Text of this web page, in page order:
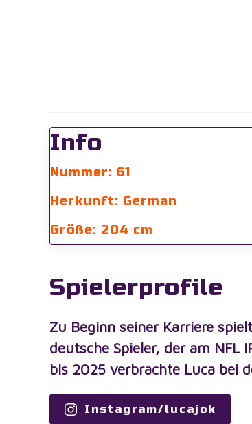
Info
Nummer: 61
Herkunft: German
Größe: 204 cm
Spielerprofile
Zu Beginn seiner Karriere
deutsche Spieler, der am NFL
bis 2025 verbrachte Luca bei
Instagram/lucajok